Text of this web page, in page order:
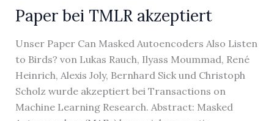
ArXiv
Paper bei TMLR akzeptiert
Unser Paper Can Masked Autoencoders Also Listen
to Birds? von Lukas Rauch, Ilyass Moummad, René
Heinrich, Alexis Joly, Bernhard Sick und Christoph
Scholz wurde akzeptiert bei Transactions on
Machine Learning Research. Abstract: Masked